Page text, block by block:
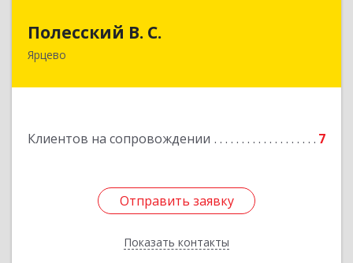
Полесский В. С.
Ярцево
Клиентов на сопровождении 7
Отправить заявку
Показать контакты
Отправить заявку
Назад